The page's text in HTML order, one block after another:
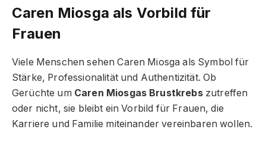
Caren Miosga als Vorbild für
Frauen
Viele Menschen sehen Caren Miosga als Symbol für
Stärke, Professionalität und Authentizität. Ob
Gerüchte um Caren Miosgas Brustkrebszutreffen
oder nicht, sie bleibt ein Vorbild für Frauen, die
Karriere und Familie miteinander vereinbaren wollen.